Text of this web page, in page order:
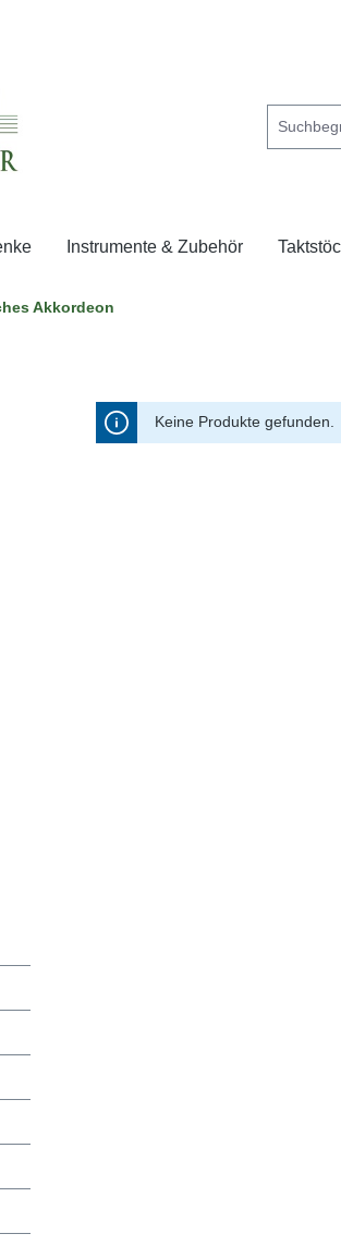
Instrumente & Zubehör
Akkordeon
Keine Produkte gefunden.